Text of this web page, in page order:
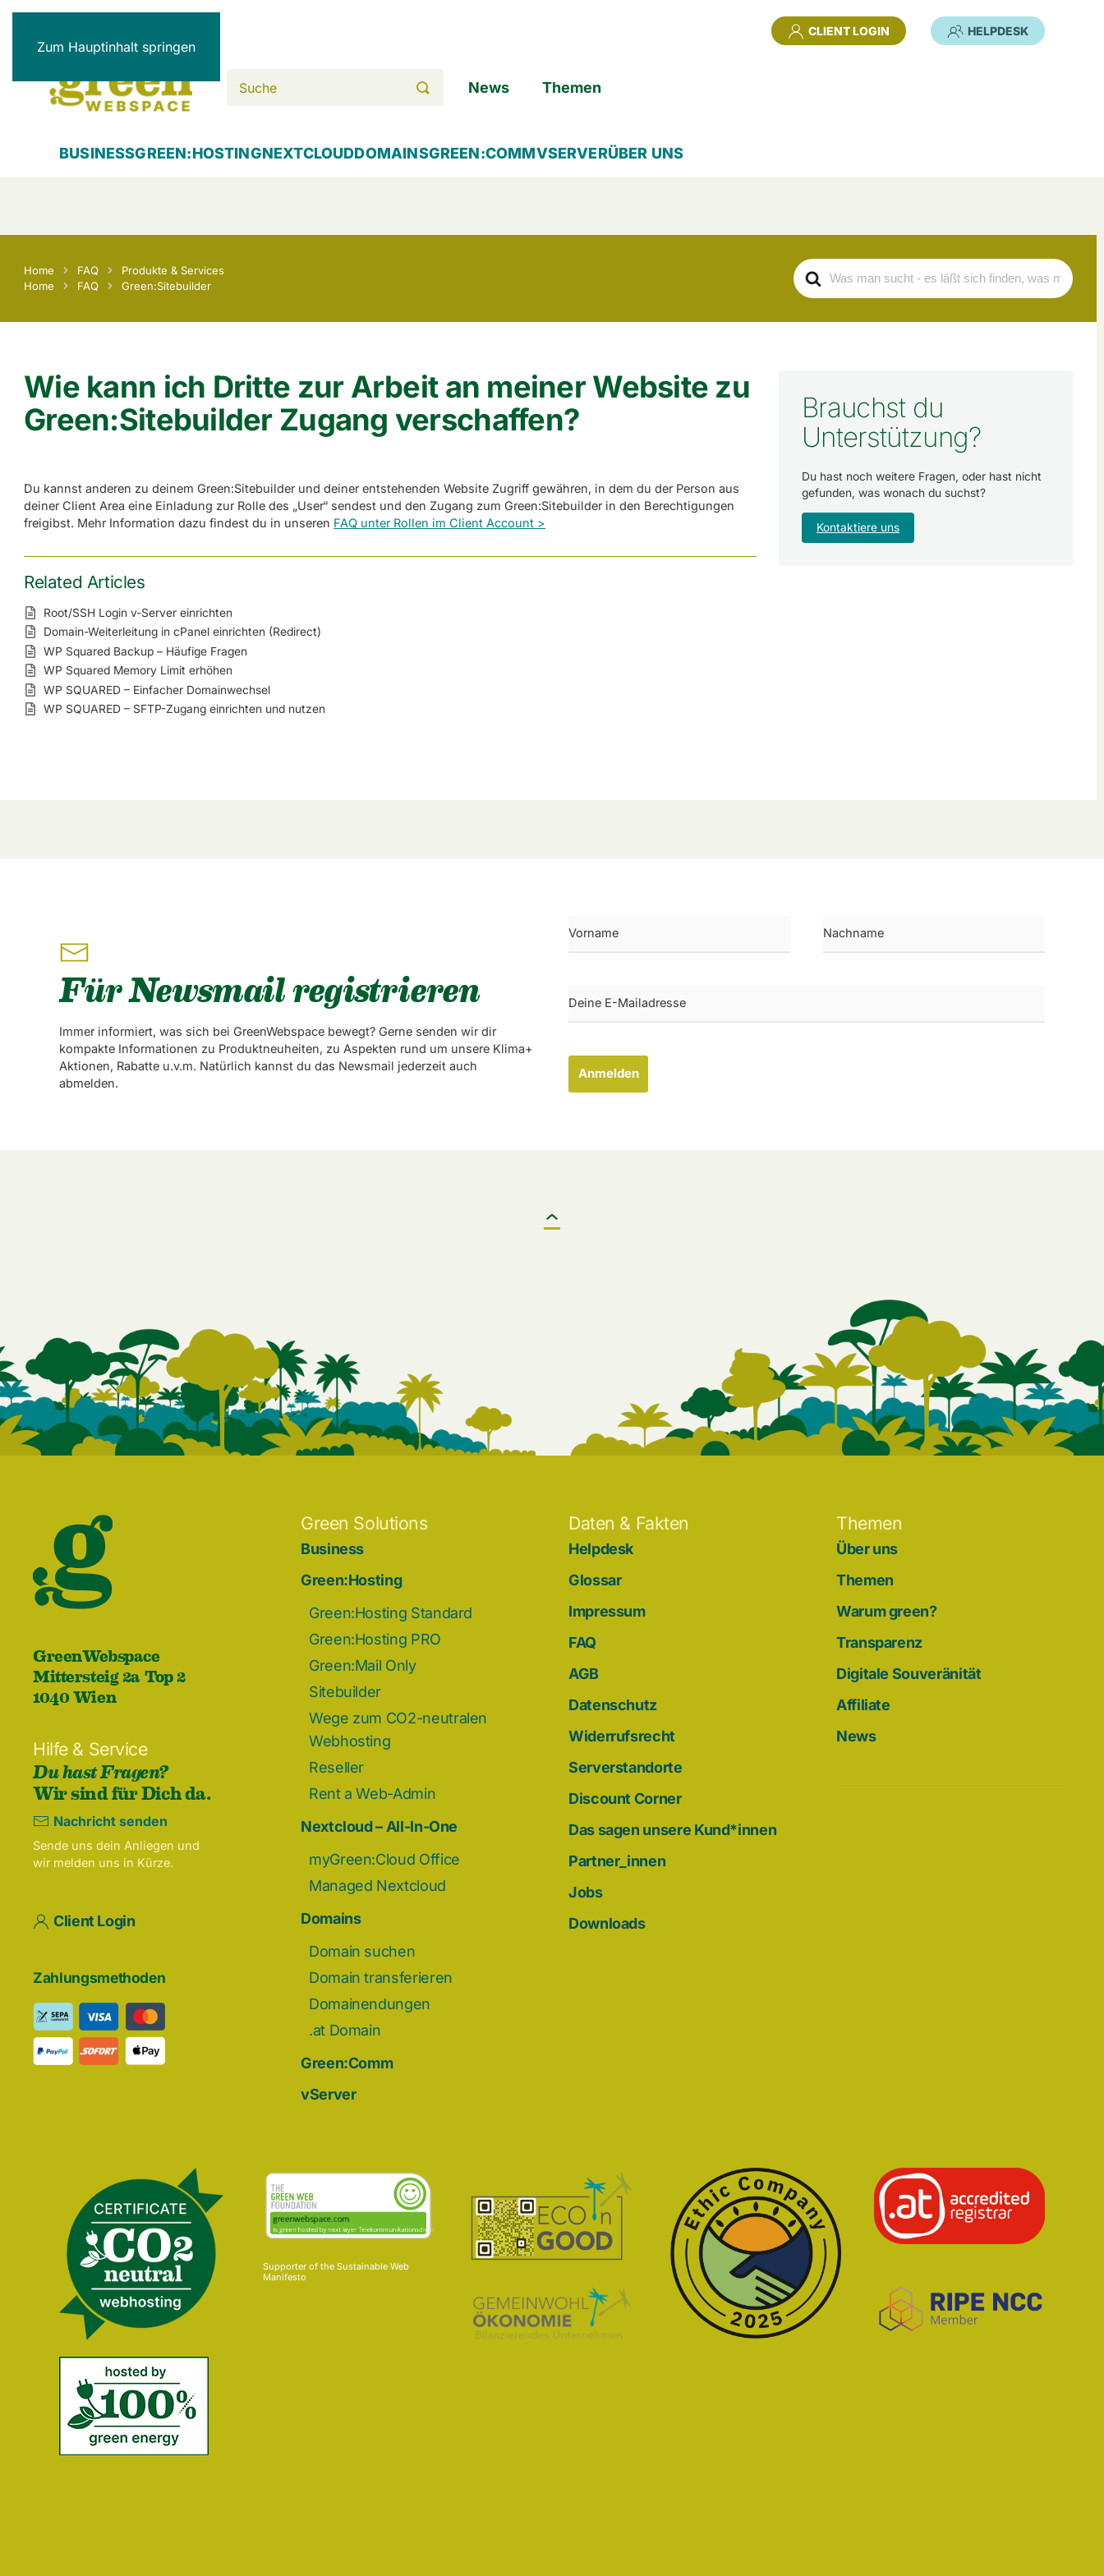
Zum Hauptinhalt springen
CLIENT LOGIN HELPDESK
News Themen
BUSINESSGREEN:HOSTINGNEXTCLOUDDOMAINSGREEN:COMMVSERVERÜBER UNS
Search
For
Home FAQ
Produkte & Services
Home
FAQ Green:Sitebuilder
Wie kann ich Dritte zur Arbeit an meiner Website zu
Green:Sitebuilder Zugang verschaffen?
Du kannst anderen zu deinem Green:Sitebuilder und deiner entstehenden Website Zugriff gewähren, in dem du der Person aus
deiner Client Area eine Einladung zur Rolle des „User“ sendest und den Zugang zum Green:Sitebuilder in den Berechtigungen
freigibst. Mehr Information dazu findest du in unseren FAQ unter Rollen im Client Account >
Related Articles
Root/SSH Login v-Server einrichten
Domain-Weiterleitung in cPanel einrichten (Redirect)
WP Squared Backup – Häufige Fragen
WP Squared Memory Limit erhöhen
WP SQUARED – Einfacher Domainwechsel
WP SQUARED – SFTP-Zugang einrichten und nutzen
Brauchst du
Unterstützung?
Du hast noch weitere Fragen, oder hast nicht
gefunden, was wonach du suchst?
Kontaktiere uns
Für Newsmail registrieren
Immer informiert, was sich bei GreenWebspace bewegt? Gerne senden wir dir
kompakte Informationen zu Produktneuheiten, zu Aspekten rund um unsere Klima+
Aktionen, Rabatte u.v.m. Natürlich kannst du das Newsmail jederzeit auch
abmelden.
Anmelden
GreenWebspace
Mittersteig 2a Top 2
1040 Wien
Hilfe & Service
Du hast Fragen?
Wir sind für Dich da.
Nachricht senden
Sende uns dein Anliegen und
wir melden uns in Kürze.
Client Login
Zahlungsmethoden
Green Solutions
Business
Green:Hosting
Green:Hosting Standard
Green:Hosting PRO
Green:Mail Only
Sitebuilder
Wege zum CO2-neutralen
Webhosting
Reseller
Rent a Web-Admin
Nextcloud – All-In-One
myGreen:Cloud Office
Managed Nextcloud
Domains
Domain suchen
Domain transferieren
Domainendungen
.at Domain
Green:Comm
vServer
Daten & Fakten
Helpdesk
Glossar
Impressum
FAQ
AGB
Datenschutz
Widerrufsrecht
Serverstandorte
Discount Corner
Das sagen unsere Kund*innen
Partner_innen
Jobs
Downloads
Themen
Über uns
Themen
Warum green?
Transparenz
Digitale Souveränität
Affiliate
News
Supporter of the Sustainable Web
Manifesto